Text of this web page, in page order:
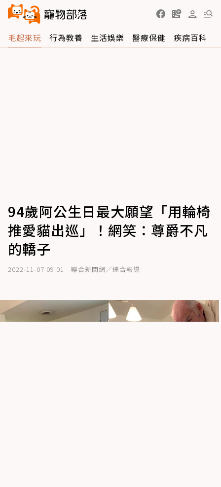
毛起來玩 行為教養 生活娛樂 醫療保健 疾病百科
94歲阿公生日最大願望「用輪椅
推愛貓出巡」！網笑：尊爵不凡
的轎子
2022-11-07 09:01 聯合新聞網／綜合報導